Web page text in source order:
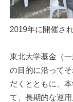
2019年に開催さ
東北大学基金（
の目的に沿って
だくとともに、
て、長期的な運